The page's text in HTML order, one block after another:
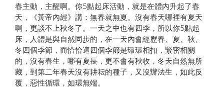
春主動，主醒啊。你5點起床活動，就是在體內升起了春
天，《黃帝內經》講：無春就無夏。沒有春天哪裡有夏天
啊，更談不上秋冬了。一天之中也有四季，所以你5點起
床，人體是與自然同步的，在一天內會經歷春、夏、秋、
冬四個季節，而恰恰這四個季節是環環相扣，緊密相關
的，沒有春生，哪有夏長，更不會有秋收，冬天自然無所
藏，到第二年春天沒有耕耘的種子，又沒辦法生，如此反
覆，惡性循環，如環無端。